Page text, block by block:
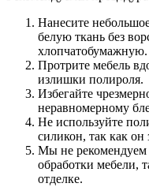
Нанесите
белую ткань без
хлопчатобумажную.
Протрите мебель
излишки полироля.
Избегайте
неравномерному
Не используйте
силикон, так как
Мы не рекомендуем
обработки мебели,
отделке.